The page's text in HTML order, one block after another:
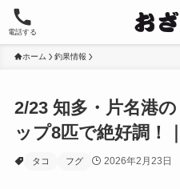
電話する
ホーム 釣果情報
2/23 知多・片名港
ップ8匹で絶好調！
タコ フグ 2026年2月23日